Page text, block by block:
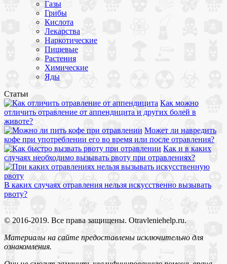
Газы
Грибы
Кислота
Лекарства
Наркотические
Пищевые
Растения
Химические
Яды
Статьи
Как можно
отличить отравление от аппендицита и других болей в
животе?
Может ли навредить
кофе при употреблении его во время или после отравления?
Как и в каких
случаях необходимо вызывать рвоту при отравлениях?
В каких случаях отравления нельзя искусственно вызывать
рвоту?
© 2016-2019. Все права защищены. Otravleniehelp.ru.
Материалы на сайте предоставлены исключительно для
ознакомления.